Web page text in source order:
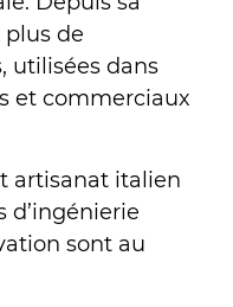
plus de
utilisées dans
et commerciaux
artisanat italien
sont au